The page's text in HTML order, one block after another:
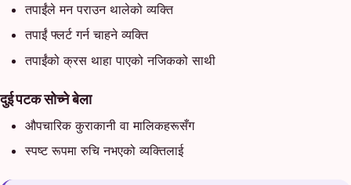
तपाईंले मन पराउन थालेको व्यक्ति
तपाईं फ्लर्ट गर्न चाहने व्यक्ति
तपाईंको क्रस थाहा पाएको नजिकको साथी
दुई पटक सोच्ने बेला
औपचारिक कुराकानी वा मालिकहरूसँग
स्पष्ट रूपमा रुचि नभएको व्यक्तिलाई